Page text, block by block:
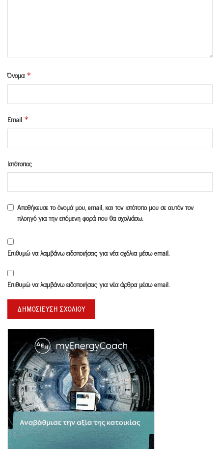
Όνομα *
Email *
Ιστότοπος
Αποθήκευσε το όνομά μου, email, και τον ιστότοπο μου σε αυτόν τον
πλοηγό για την επόμενη φορά που θα σχολιάσω.
Επιθυμώ να λαμβάνω ειδοποιήσεις για νέα σχόλια μέσω email.
Επιθυμώ να λαμβάνω ειδοποιήσεις για νέα άρθρα μέσω email.